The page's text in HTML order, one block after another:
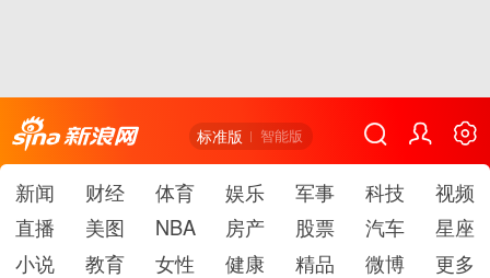
标准版 智能版
新闻 财经 体育 娱乐 军事 科技
视频
直播
美图 NBA 房产 股票 汽车
星座
小说
教育 女性 健康 精品 微博 更多